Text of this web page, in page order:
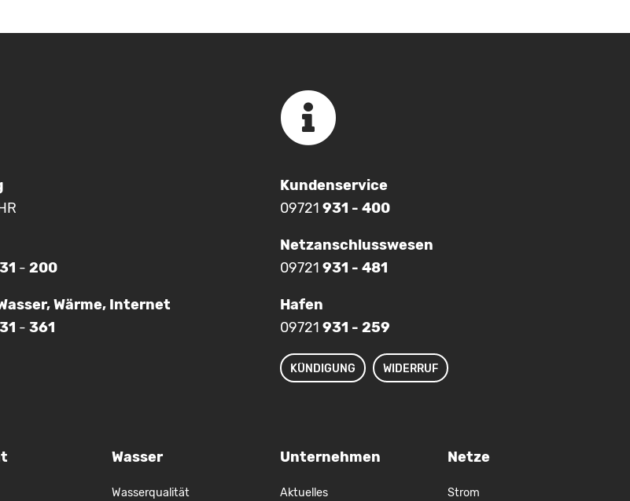
-200
Wärme, Internet
-361
Kundenservice
09721 931 - 400
Netzanschlusswesen
09721 931 - 481
Hafen
09721 931 - 259
KÜNDIGUNG WIDERRUF
Wasser
Wasserqualität
Unternehmen
Aktuelles
Netze
Strom